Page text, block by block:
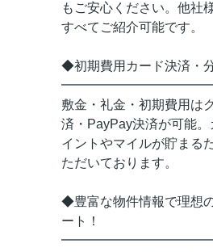
もご安心ください。他社
すべてご紹介可能です。
◆初期費用カード決済・
敷金・礼金・初期費用は
済・PayPay決済が可能
イントやマイルが貯まる
ただいております。
◆豊富な物件情報で理想
ート！